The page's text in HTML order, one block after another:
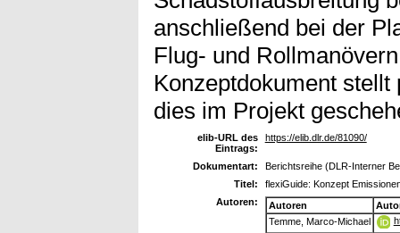
anschließend bei der
Flug- und
Konzeptdokument
dies im Projekt
elib-URL des
Eintrags:
https://elib.dlr.de/81090/
Dokumentart:
Berichtsreihe (DLR-Interner
Titel:
flexiGuide: Konzept
Autoren:
Autoren
Temme, Marco-Michael